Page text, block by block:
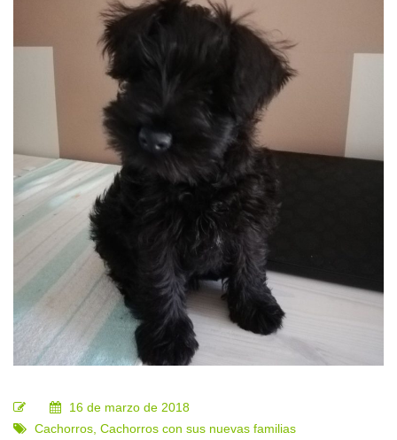
16 de marzo de 2018
Cachorros, Cachorros con sus nuevas familias